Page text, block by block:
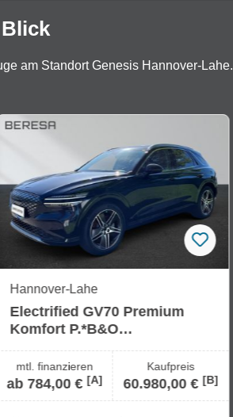
am Standort Genesis Hannover-Lahe.
Hannover-Lahe
Electrified GV70 Premium
Komfort P.*B&O
Audio*Sunroof
mtl. finanzieren
ab 784,00 € [A]
Kaufpreis
60.980,00 € [B]